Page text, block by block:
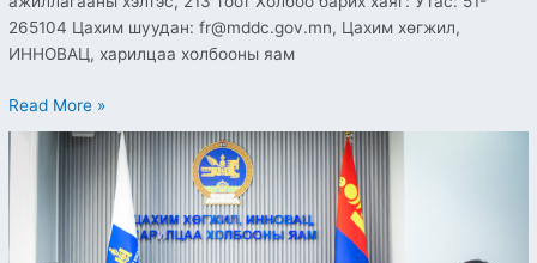
265104 Цахим шуудан: fr@mddc.gov.mn, Цахим хөгжил,
ИННОВАЦ, харилцаа холбооны яам
Read More »
Өрхийн
эмнэлгүүдийг
төрөлжсөн